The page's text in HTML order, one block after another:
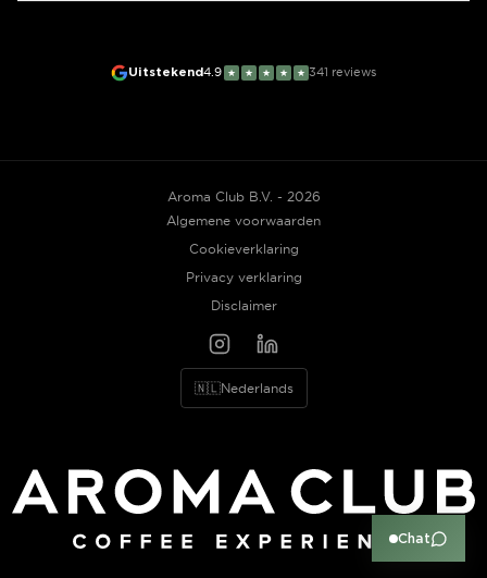
Uitstekend4.9 ★ ★ ★ ★ ★ 341 reviews
Aroma Club B.V. - 2026
Algemene voorwaarden
Cookieverklaring
Privacy verklaring
Disclaimer
🇳🇱Nederlands
Chat